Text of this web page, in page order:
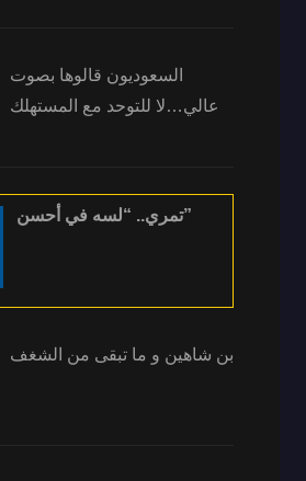
السعوديون قالوها بصوت
عالي…لا للتوحد مع المستهلك
تمري.. “لسه في أحسن”
بن شاهين و ما تبقى من الشغف